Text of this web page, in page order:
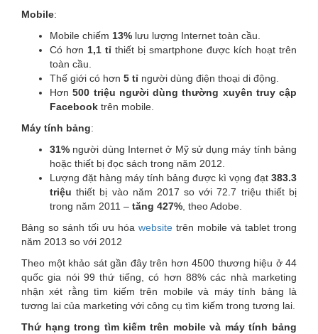
Mobile:
Mobile chiếm 13% lưu lượng Internet toàn cầu.
Có hơn 1,1 tỉ thiết bị smartphone được kích hoạt trên
toàn cầu.
Thế giới có hơn 5 tỉ người dùng điện thoại di động.
Hơn500 triệu người dùng thường xuyên truy cập
Facebook trên mobile.
Máy tính bảng:
31% người dùng Internet ở Mỹ sử dụng máy tính bảng
hoặc thiết bị đọc sách trong năm 2012.
Lượng đặt hàng máy tính bảng được kì vọng đạt 383.3
triệu thiết bị vào năm 2017 so với 72.7 triệu thiết bị
trong năm 2011 – tăng 427% , theo Adobe.
Bảng so sánh tối ưu hóa website trên mobile và tablet trong
năm 2013 so với 2012
Theo một khảo sát gần đây trên hơn 4500 thương hiệu ở 44
quốc gia nói 99 thứ tiếng, có hơn 88% các nhà marketing
nhận xét rằng tìm kiếm trên mobile và máy tính bảng là
tương lai của marketing với công cụ tìm kiếm trong tương lai.
Thứ hạng trong tìm kiếm trên mobile và máy tính bảng